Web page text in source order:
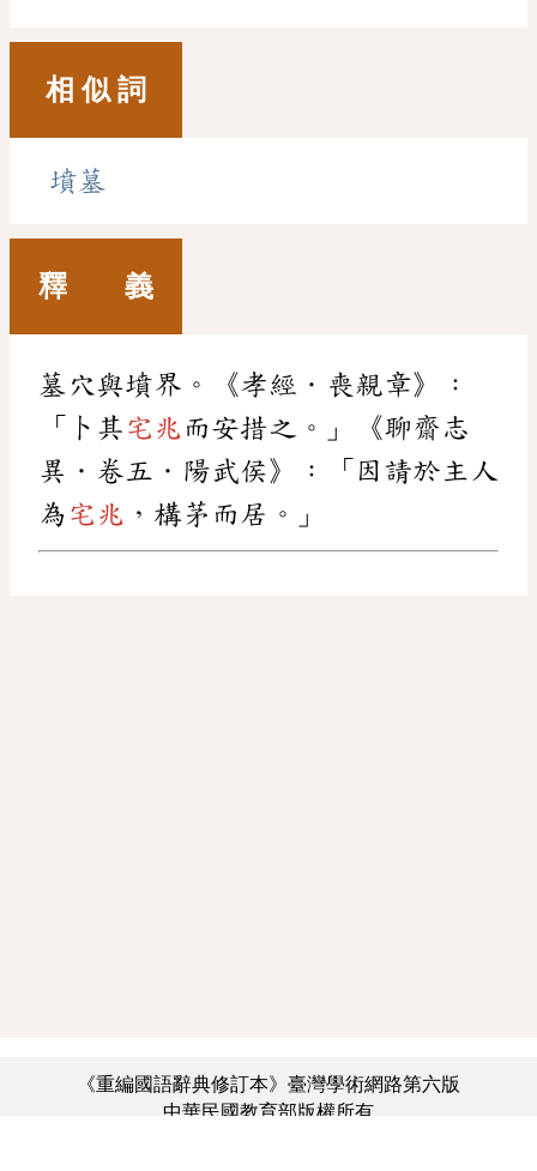
相 似 詞
墳墓
釋 義
墓穴與墳界。《孝經．喪親章》：
「卜其 宅兆 而安措之。」《聊齋志
異．卷五．陽武侯》：「因請於主人
為 宅兆 ，構茅而居。」
《重編國語辭典修訂本》臺灣學術網路第六版
中華民國教育部版權所有